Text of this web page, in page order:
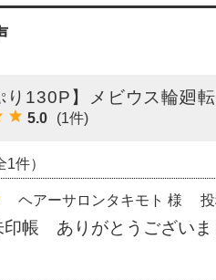
り130P】メビウス輪廻
5.0 (1件)
件）
ヘアーサロンタキモト 様
印帳 ありがとうございま